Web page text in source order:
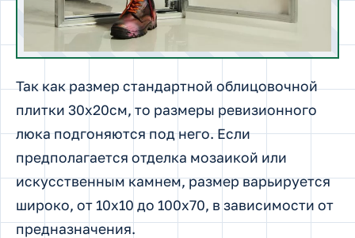
Так как размер стандартной облицовочной
плитки 30х20см, то размеры ревизионного
люка подгоняются под него. Если
предполагается отделка мозаикой или
искусственным камнем, размер варьируется
широко, от 10х10 до 100х70, в зависимости от
предназначения.